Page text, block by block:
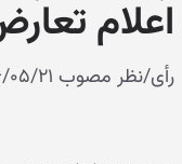
اعلام
رأی/نظر مصوب ۱۳۸۶/۰۵/۲۱